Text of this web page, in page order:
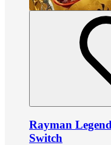
Rayman
Switch